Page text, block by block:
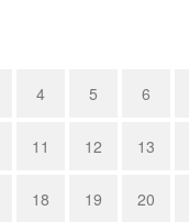
4 5 6
11 12 13
18 19 20